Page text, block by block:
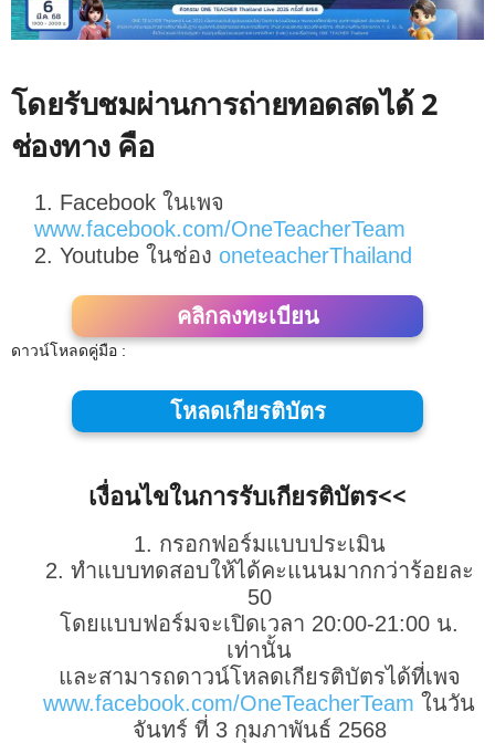
โดยรับชมผ่านการถ่ายทอดสดได้ 2
ช่องทาง คือ
Facebook ในเพจ
www.facebook.com/OneTeacherTeam
Youtube ในช่อง oneteacherThailand
คลิกลงทะเบียน
ดาวน์โหลดคู่มือ :
โหลดเกียรติบัตร
เงื่อนไขในการรับเกียรติบัตร<<
กรอกฟอร์มแบบประเมิน
ทำแบบทดสอบให้ได้คะแนนมากกว่าร้อยละ
50
โดยแบบฟอร์มจะเปิดเวลา 20:00-21:00 น.
เท่านั้น
และสามารถดาวน์โหลดเกียรติบัตรได้ที่เพจ
www.facebook.com/OneTeacherTeam ในวัน
จันทร์ ที่ 3 กุมภาพันธ์ 2568